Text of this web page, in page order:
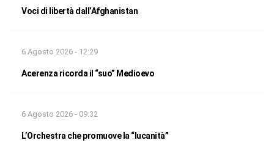
Voci di libertà dall’Afghanistan
6 Agosto 2026 - 12:29
Acerenza ricorda il “suo” Medioevo
6 Agosto 2026 - 09:32
L’Orchestra che promuove la “lucanità”